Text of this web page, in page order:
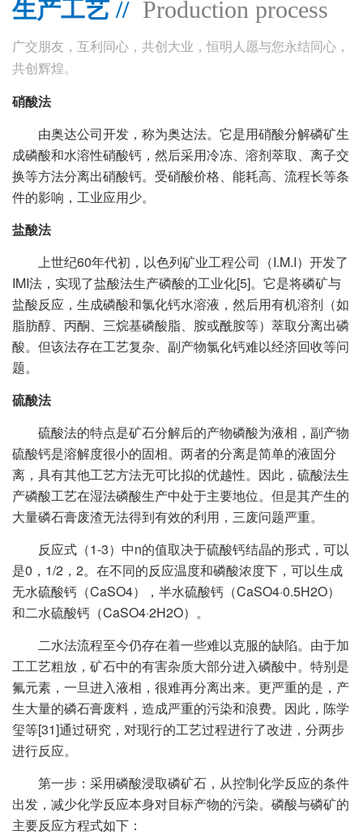
生产工艺 // Production process
广交朋友，互利同心，共创大业，恒明人愿与您永结同心，
共创辉煌。
硝酸法
由奥达公司开发，称为奥达法。它是用硝酸分解磷矿生
成磷酸和水溶性硝酸钙，然后采用冷冻、溶剂萃取、离子交
换等方法分离出硝酸钙。受硝酸价格、能耗高、流程长等条
件的影响，工业应用少。
盐酸法
上世纪60年代初，以色列矿业工程公司（I.M.I）开发了
IMI法，实现了盐酸法生产磷酸的工业化[5]。它是将磷矿与
盐酸反应，生成磷酸和氯化钙水溶液，然后用有机溶剂（如
脂肪醇、丙酮、三烷基磷酸脂、胺或酰胺等）萃取分离出磷
酸。但该法存在工艺复杂、副产物氯化钙难以经济回收等问
题。
硫酸法
硫酸法的特点是矿石分解后的产物磷酸为液相，副产物
硫酸钙是溶解度很小的固相。两者的分离是简单的液固分
离，具有其他工艺方法无可比拟的优越性。因此，硫酸法生
产磷酸工艺在湿法磷酸生产中处于主要地位。但是其产生的
大量磷石膏废渣无法得到有效的利用，三废问题严重。
反应式（1-3）中n的值取决于硫酸钙结晶的形式，可以
是0，1/2，2。在不同的反应温度和磷酸浓度下，可以生成
无水硫酸钙（CaSO4），半水硫酸钙（CaSO4·0.5H2O）
和二水硫酸钙（CaSO4·2H2O）。
二水法流程至今仍存在着一些难以克服的缺陷。由于加
工工艺粗放，矿石中的有害杂质大部分进入磷酸中。特别是
氟元素，一旦进入液相，很难再分离出来。更严重的是，产
生大量的磷石膏废料，造成严重的污染和浪费。因此，陈学
玺等[31]通过研究，对现行的工艺过程进行了改进，分两步
进行反应。
第一步：采用磷酸浸取磷矿石，从控制化学反应的条件
出发，减少化学反应本身对目标产物的污染。磷酸与磷矿的
主要反应方程式如下：